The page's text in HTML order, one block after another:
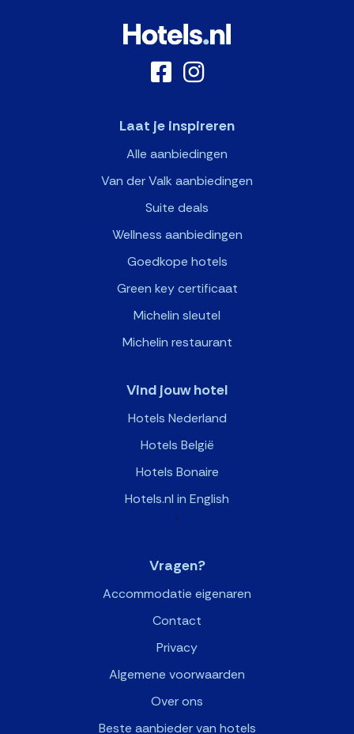
Laat je inspireren
Alle aanbiedingen
Van der Valk aanbiedingen
Suite deals
Wellness aanbiedingen
Goedkope hotels
Green key certificaat
Michelin sleutel
Michelin restaurant
Vind jouw hotel
Hotels Nederland
Hotels België
Hotels Bonaire
Hotels.nl in English
>
Vragen?
Accommodatie eigenaren
Contact
Privacy
Algemene voorwaarden
Over ons
Beste aanbieder van hotels